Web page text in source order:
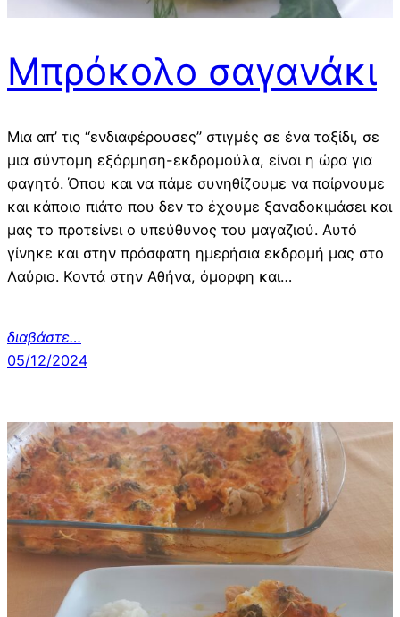
Μπρόκολο σαγανάκι
Μια απ’ τις “ενδιαφέρουσες” στιγμές σε ένα ταξίδι, σε
μια σύντομη εξόρμηση-εκδρομούλα, είναι η ώρα για
φαγητό. Όπου και να πάμε συνηθίζουμε να παίρνουμε
και κάποιο πιάτο που δεν το έχουμε ξαναδοκιμάσει και
μας το προτείνει ο υπεύθυνος του μαγαζιού. Αυτό
γίνηκε και στην πρόσφατη ημερήσια εκδρομή μας στο
Λαύριο. Κοντά στην Αθήνα, όμορφη και…
διαβάστε…
05/12/2024